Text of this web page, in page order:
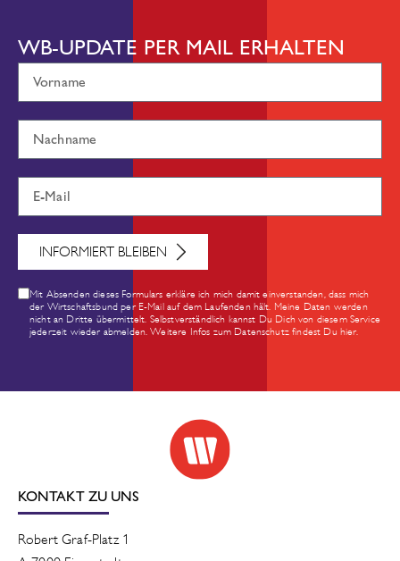
WB-UPDATE PER MAIL ERHALTEN
Mit Absenden dieses Formulars erkläre ich mich damit einverstanden, dass mich
der Wirtschaftsbund per E-Mail auf dem Laufenden hält. Meine Daten werden
nicht an Dritte übermittelt. Selbstverständlich kannst Du Dich von diesem Service
jederzeit wieder abmelden. Weitere Infos zum Datenschutz findest Du hier.
INFORMIERT BLEIBEN
KONTAKT ZU UNS
Robert Graf-Platz 1